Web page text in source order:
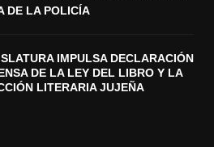
DE LA POLICÍA
IMPULSA DECLARACIÓN
DE LA LEY DEL LIBRO Y LA
LITERARIA JUJEÑA